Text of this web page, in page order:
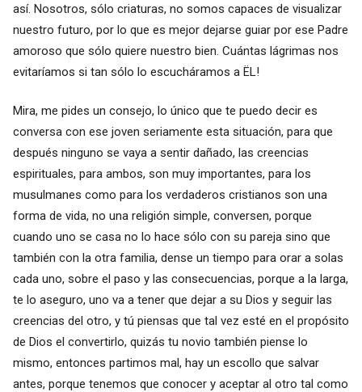
así. Nosotros, sólo criaturas, no somos capaces de visualizar
nuestro futuro, por lo que es mejor dejarse guiar por ese Padre
amoroso que sólo quiere nuestro bien. Cuántas lágrimas nos
evitaríamos si tan sólo lo escucháramos a ËL!
Mira, me pides un consejo, lo único que te puedo decir es
conversa con ese joven seriamente esta situación, para que
después ninguno se vaya a sentir dañado, las creencias
espirituales, para ambos, son muy importantes, para los
musulmanes como para los verdaderos cristianos son una
forma de vida, no una religión simple, conversen, porque
cuando uno se casa no lo hace sólo con su pareja sino que
también con la otra familia, dense un tiempo para orar a solas
cada uno, sobre el paso y las consecuencias, porque a la larga,
te lo aseguro, uno va a tener que dejar a su Dios y seguir las
creencias del otro, y tú piensas que tal vez esté en el propósito
de Dios el convertirlo, quizás tu novio también piense lo
mismo, entonces partimos mal, hay un escollo que salvar
antes, porque tenemos que conocer y aceptar al otro tal como